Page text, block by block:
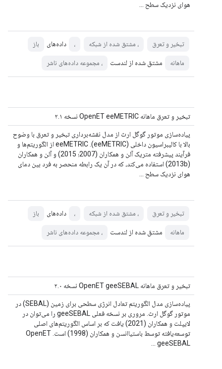
هوای نزدیک سطح ...
تبخیر و تعرق ، مشتق شده از شبکه ، داده‌های باز
ماهانه مشتق شده از لندست ، مجموعه داده‌های ناشر
تبخیر و تعرق ماهانه OpenET eeMETRIC نسخه ۲.۱
پیاده‌سازی موتور گوگل ارث از مدل نقشه‌برداری تبخیر و تعرق با وضوح
بالا با کالیبراسیون داخلی (eeMETRIC). eeMETRIC از الگوریتم‌ها و
فرآیند پیشرفته متریک آلن و همکاران (2007؛ 2015) و آلن و همکاران
(2013b) استفاده می‌کند، که در آن یک رابطه منحصر به فرد بین دمای
هوای نزدیک سطح ...
تبخیر و تعرق ، مشتق شده از شبکه ، داده‌های باز
ماهانه مشتق شده از لندست ، مجموعه داده‌های ناشر
تبخیر و تعرق ماهانه OpenET geeSEBAL نسخه ۲.۰
پیاده‌سازی مدل الگوریتم تعادل انرژی سطحی برای زمین (SEBAL) در
موتور گوگل ارث. مروری بر نسخه فعلی geeSEBAL را می‌توان در
لایپلت و همکاران (2021) یافت که بر اساس الگوریتم‌های اصلی
توسعه‌یافته توسط باستیاانسن و همکاران (1998) است. OpenET
geeSEBAL ...